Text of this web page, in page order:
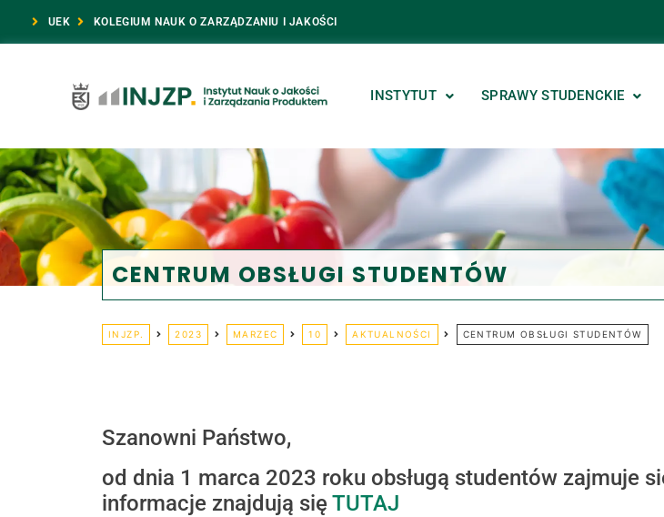
UEK KOLEGIUM NAUK O ZARZĄDZANIU I JAKOŚCI
INSTYTUT SPRAWY STUDENCKIE
CENTRUM OBSŁUGI STUDENTÓW
INJZP. 2023 MARZEC 10 AKTUALNOŚCI CENTRUM OBSŁUGI STUDENTÓW
Szanowni Państwo,
od dnia 1 marca 2023 roku obsługą studentów zajmuje
informacje znajdują sięTUTAJ